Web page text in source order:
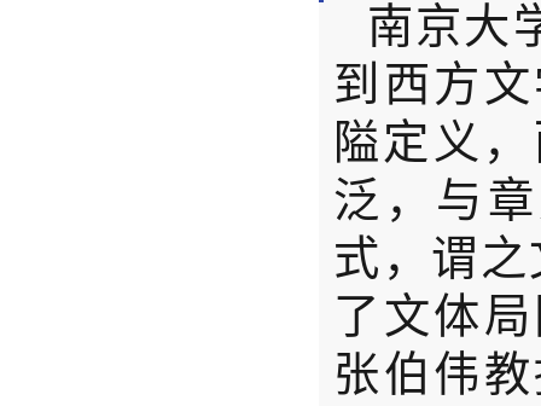
南京大
到西方
隘定义
泛，与
式，谓
了文体
张伯伟